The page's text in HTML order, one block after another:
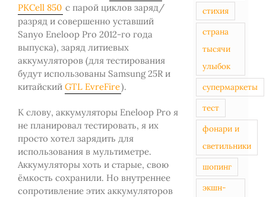
PKCell 850 с парой циклов заряд/
разряд и совершенно уставший
Sanyo Eneloop Pro 2012-го года
выпуска), заряд литиевых
аккумуляторов (для тестирования
будут использованы Samsung 25R и
китайский GTL EvreFire).
К слову, аккумуляторы Eneloop Pro я
не планировал тестировать, я их
просто хотел зарядить для
использования в мультиметре.
Аккумуляторы хоть и старые, свою
ёмкость сохранили. Но внутреннее
сопротивление этих аккумуляторов
стихия
страна
тысячи
улыбок
супермаркеты
тест
фонари и
светильники
шопинг
экшн-